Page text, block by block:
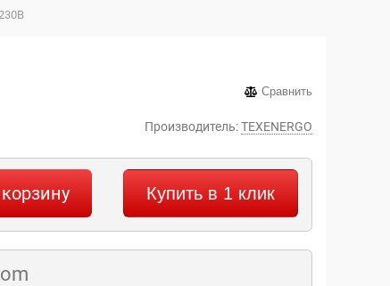
Сравнить
Производитель:TEXENERGO
Купить в 1 клик